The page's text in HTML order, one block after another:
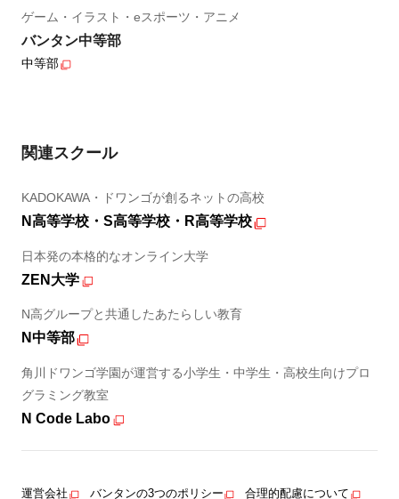
ゲーム・イラスト・eスポーツ・アニメ
バンタン中等部
中等部
関連スクール
KADOKAWA・ドワンゴが創るネットの高校
N高等学校・S高等学校・R高等学校
日本発の本格的なオンライン大学
ZEN大学
N高グループと共通したあたらしい教育
N中等部
角川ドワンゴ学園が運営する小学生・中学生・高校生向けプロ
グラミング教室
N Code Labo
運営会社 バンタンの3つのポリシー 合理的配慮について